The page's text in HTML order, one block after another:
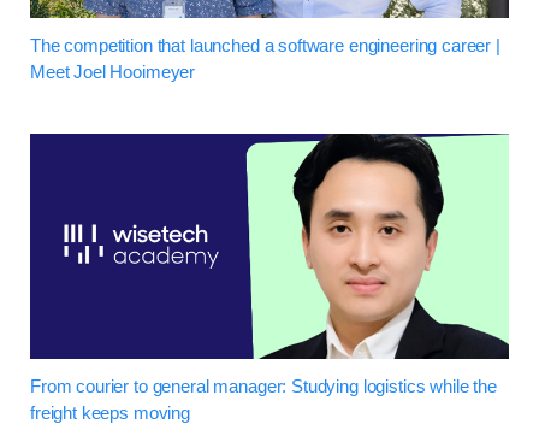
The competition that launched a software engineering career |
Meet Joel Hooimeyer
From courier to general manager: Studying logistics while the
freight keeps moving